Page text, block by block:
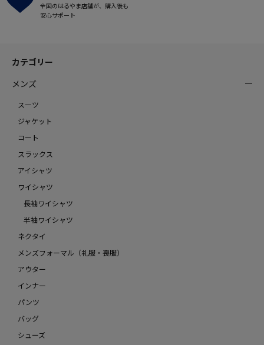
全国のはるやま店舗が、購入後も
安心サポート
カテゴリー
メンズ
スーツ
ジャケット
コート
スラックス
アイシャツ
ワイシャツ
長袖ワイシャツ
半袖ワイシャツ
ネクタイ
メンズフォーマル（礼服・喪服）
アウター
インナー
パンツ
バッグ
シューズ